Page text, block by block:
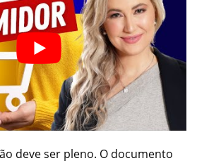
deve ser pleno. O documento